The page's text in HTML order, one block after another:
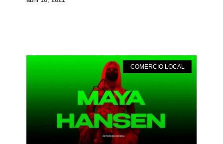
COMERCIO LOCAL